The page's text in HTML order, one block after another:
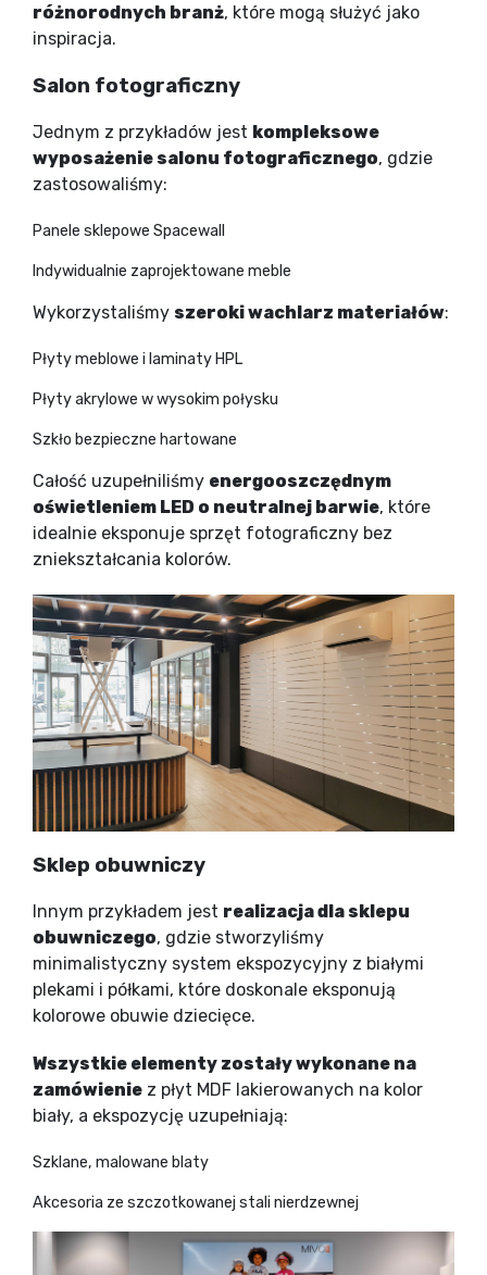
różnorodnych branż, które mogą służyć jako
inspiracja.
Salon fotograficzny
Jednym z przykładów jest kompleksowe
wyposażenie salonu fotograficznego, gdzie
zastosowaliśmy:
Panele sklepowe Spacewall
Indywidualnie zaprojektowane meble
Wykorzystaliśmy szeroki wachlarz materiałów:
Płyty meblowe i laminaty HPL
Płyty akrylowe w wysokim połysku
Szkło bezpieczne hartowane
Całość uzupełniliśmy energooszczędnym
oświetleniem LED o neutralnej barwie, które
idealnie eksponuje sprzęt fotograficzny bez
zniekształcania kolorów.
Sklep obuwniczy
Innym przykładem jest realizacja dla sklepu
obuwniczego, gdzie stworzyliśmy
minimalistyczny system ekspozycyjny z białymi
plekami i półkami, które doskonale eksponują
kolorowe obuwie dziecięce.
Wszystkie elementy zostały wykonane na
zamówienie z płyt MDF lakierowanych na kolor
biały, a ekspozycję uzupełniają:
Szklane, malowane blaty
Akcesoria ze szczotkowanej stali nierdzewnej